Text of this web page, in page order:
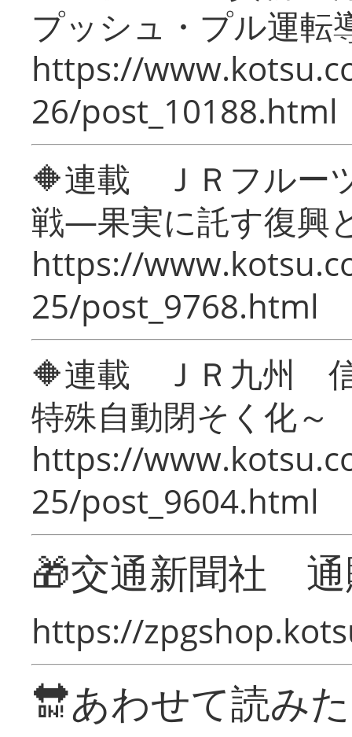
プッシュ・プル運転
https://
26/post_10188.html
🔶連載 ＪＲフルー
戦―果実に託す復興
https://
25/post_9768.html
🔶連載 ＪＲ九州 信
特殊自動閉そく化～
https://
25/post_9604.html
🎁交通新聞社
https://
🔛あわせて読み